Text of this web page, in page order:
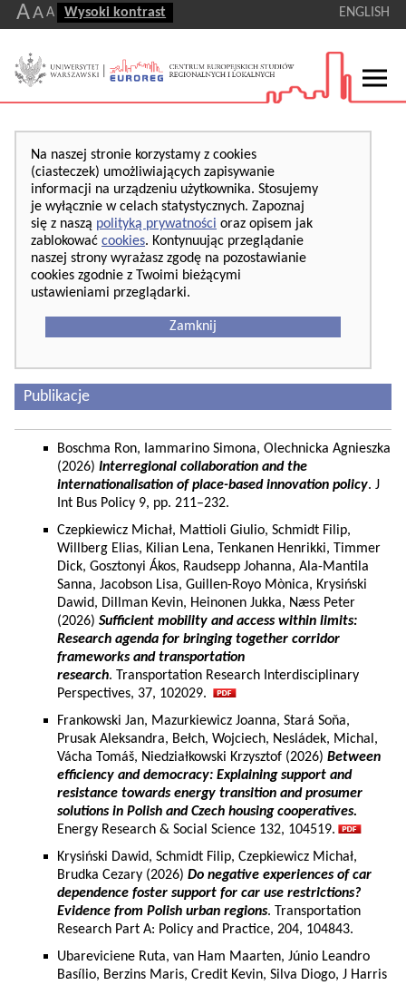
AA A Wysoki kontrast ENGLISH
Na naszej stronie korzystamy z cookies
(ciasteczek) umożliwiających zapisywanie
informacji na urządzeniu użytkownika. Stosujemy
je wyłącznie w celach statystycznych. Zapoznaj
się z naszą polityką prywatności oraz opisem jak
zablokować cookies. Kontynuując przeglądanie
naszej strony wyrażasz zgodę na pozostawianie
cookies zgodnie z Twoimi bieżącymi
ustawieniami przeglądarki.
Zamknij
Publikacje
Boschma Ron, Iammarino Simona, Olechnicka Agnieszka
(2026) Interregional collaboration and the
internationalisation of place-based innovation policy. J
Int Bus Policy 9, pp. 211–232.
Czepkiewicz Michał, Mattioli Giulio, Schmidt Filip,
Willberg Elias, Kilian Lena, Tenkanen Henrikki, Timmer
Dick, Gosztonyi Ákos, Raudsepp Johanna, Ala-Mantila
Sanna, Jacobson Lisa, Guillen-Royo Mònica, Krysiński
Dawid, Dillman Kevin, Heinonen Jukka, Næss Peter
(2026) Sufficient mobility and access within limits:
Research agenda for bringing together corridor
frameworks and transportation
research. Transportation Research Interdisciplinary
Perspectives, 37, 102029.
Frankowski Jan, Mazurkiewicz Joanna, Stará Soňa,
Prusak Aleksandra, Bełch, Wojciech, Nesládek, Michal,
Vácha Tomáš, Niedziałkowski Krzysztof (2026) Between
efficiency and democracy: Explaining support and
resistance towards energy transition and prosumer
solutions in Polish and Czech housing cooperatives.
Energy Research & Social Science 132, 104519.
Krysiński Dawid, Schmidt Filip, Czepkiewicz Michał,
Brudka Cezary (2026) Do negative experiences of car
dependence foster support for car use restrictions?
Evidence from Polish urban regions. Transportation
Research Part A: Policy and Practice, 204, 104843.
Ubareviciene Ruta, van Ham Maarten, Júnio Leandro
Basílio, Berzins Maris, Credit Kevin, Silva Diogo, J Harris